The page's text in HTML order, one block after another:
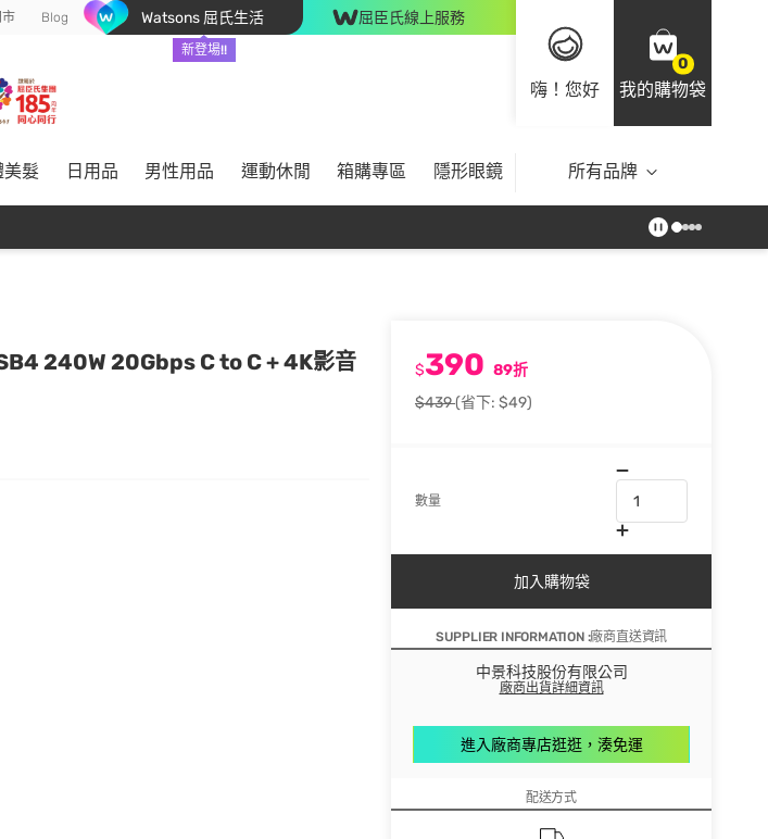
Blog Watsons 屈氏生活
新登場!!
屈臣氏線上服務
嗨！您好
0
我的購物袋
美髮 日用品 男性用品 運動休閒 箱購專區 隱形眼鏡 所有品牌
240W 20Gbps C to C + 4K影音
$390 89折
$439(省下: $49)
數量
加入購物袋
SUPPLIER INFORMATION :廠商直送資訊
中景科技股份有限公司
廠商出貨詳細資訊
進入廠商專店逛逛，湊免運
配送方式